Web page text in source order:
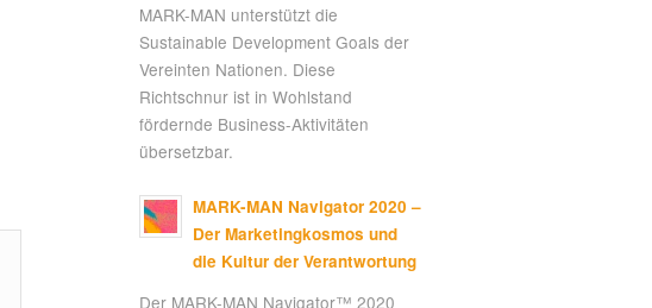
MARK-MAN unterstützt die
Sustainable Development Goals der
Vereinten Nationen. Diese
Richtschnur ist in Wohlstand
fördernde Business-Aktivitäten
übersetzbar.
MARK-MAN Navigator 2020 –
Der Marketingkosmos und
die Kultur der Verantwortung
Der MARK-MAN Navigator™ 2020